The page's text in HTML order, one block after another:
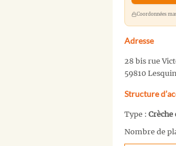
Coordonnées
Adresse
28 bis rue
59810 Lesquin
Structure
Type : Crèche
Nombre de